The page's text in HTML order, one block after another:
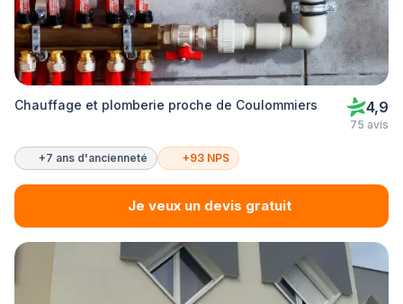
Chauffage et plomberie proche de Coulommiers 4,9
75 avis
+7 ans d'ancienneté +93 NPS
Je veux un devis gratuit